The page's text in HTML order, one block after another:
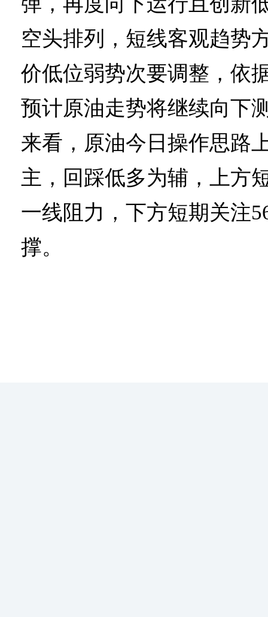
空头排列，短线客观趋势
价低位弱势次要调整，依
预计原油走势将继续向下
来看，原油今日操作思路
主，回踩低多为辅，上方
一线阻力，下方短期关注
撑。